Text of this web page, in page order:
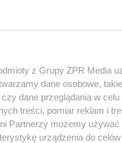
z Grupy ZPR Media
dane osobowe,
dane przeglądania w
treści, pomiar reklam i
Partnerzy możemy używać
urządzenia do